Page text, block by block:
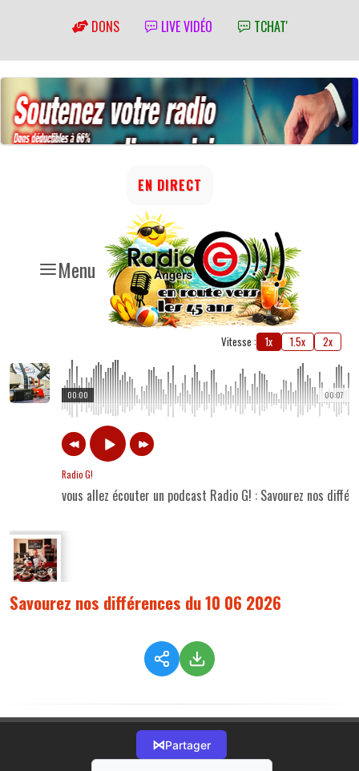
DONS LIVE VIDÉO TCHAT'
Menu
EN DIRECT
Vitesse : 1x 1.5x 2x
00:07
00:00
Radio G!
vous allez écouter un podcast Radio G! : Savourez nos
Savourez nos différences du 10 06 2026
⋈Partager